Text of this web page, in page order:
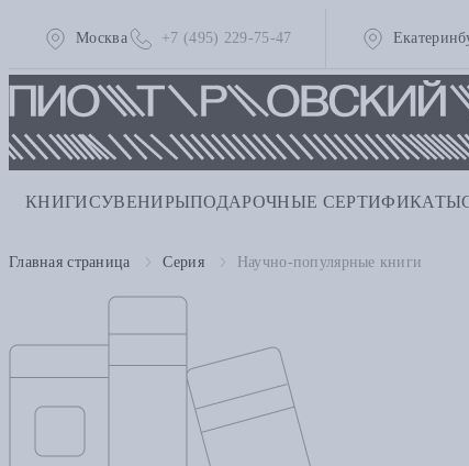
Москва +7 (495) 229-75-47
КНИГИСУВЕНИРЫПОДАРОЧНЫЕ СЕРТИФИКАТЫ
Главная страница Серия Научно-популярные книги